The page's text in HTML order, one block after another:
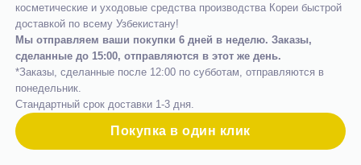
косметические и уходовые средства производства Кореи быстрой
доставкой по всему Узбекистану!
Мы отправляем ваши покупки 6 дней в неделю. Заказы,
сделанные до 15:00, отправляются в этот же день.
*Заказы, сделанные после 12:00 по субботам, отправляются в
понедельник.
Стандартный срок доставки 1-3 дня.
Покупка в один клик